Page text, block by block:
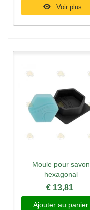
Voir plus
Moule pour savon
hexagonal
€ 13,81
Ajouter au panier